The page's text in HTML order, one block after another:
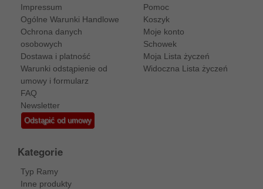
Impressum
Ogólne Warunki Handlowe
Ochrona danych
osobowych
Dostawa i platność
Warunki odstąpienie od
umowy i formularz
FAQ
Newsletter
Odstąpić od umowy
Pomoc
Koszyk
Moje konto
Schowek
Moja Lista życzeń
Widoczna Lista życzeń
Kategorie
Typ Ramy
Inne produkty